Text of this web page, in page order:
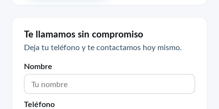
Te llamamos sin compromiso
Deja tu teléfono y te contactamos hoy mismo.
Nombre
Teléfono